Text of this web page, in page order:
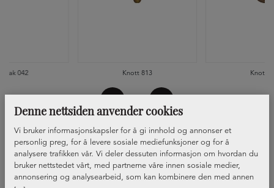
Denne nettsiden anvender cookies
Vi bruker informasjonskapsler for å gi innhold og annonser et
personlig preg, for å levere sosiale mediefunksjoner og for å
analysere trafikken vår. Vi deler dessuten informasjon om hvordan du
bruker nettstedet vårt, med partnerne våre innen sosiale medier,
annonsering og analysearbeid, som kan kombinere den med annen
042 Knott 813 Knott